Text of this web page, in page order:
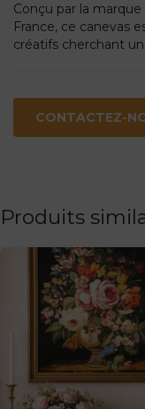
Conçu par la
France, ce canevas
créatifs cherchant
CONTACTEZ-
Produits